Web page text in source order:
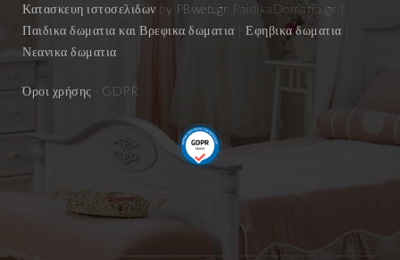
Κατασκευη ιστοσελιδων by PBweb.gr PaidikaDomatia.gr |
Παιδικα δωματια και Βρεφικα δωματια | Εφηβικα δωματια |
Νεανικα δωματια
Όροι χρήσης - GDPR